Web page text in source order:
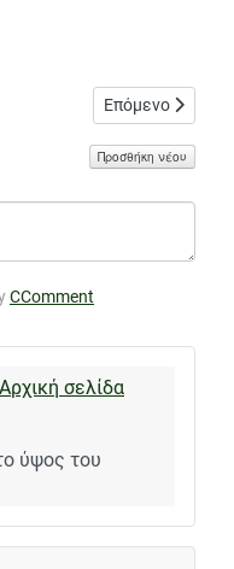
σχολείο στα Σεπόλια και
Επόμενο άρθρο:
Επόμενο
Προσθήκη νέου
CComment
σελίδα
ύψος του